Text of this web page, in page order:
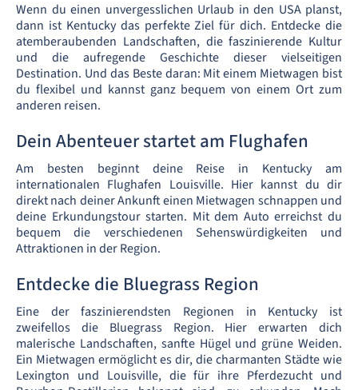
Wenn du einen unvergesslichen Urlaub in den USA planst,
dann ist Kentucky das perfekte Ziel für dich. Entdecke die
atemberaubenden Landschaften, die faszinierende Kultur
und die aufregende Geschichte dieser vielseitigen
Destination. Und das Beste daran: Mit einem Mietwagen bist
du flexibel und kannst ganz bequem von einem Ort zum
anderen reisen.
Dein Abenteuer startet am Flughafen
Am besten beginnt deine Reise in Kentucky am
internationalen Flughafen Louisville. Hier kannst du dir
direkt nach deiner Ankunft einen Mietwagen schnappen und
deine Erkundungstour starten. Mit dem Auto erreichst du
bequem die verschiedenen Sehenswürdigkeiten und
Attraktionen in der Region.
Entdecke die Bluegrass Region
Eine der faszinierendsten Regionen in Kentucky ist
zweifellos die Bluegrass Region. Hier erwarten dich
malerische Landschaften, sanfte Hügel und grüne Weiden.
Ein Mietwagen ermöglicht es dir, die charmanten Städte wie
Lexington und Louisville, die für ihre Pferdezucht und